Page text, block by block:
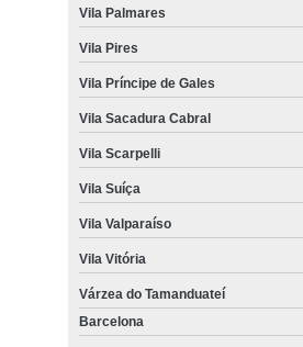
Vila Palmares
Vila Pires
Vila Príncipe de Gales
Vila Sacadura Cabral
Vila Scarpelli
Vila Suíça
Vila Valparaíso
Vila Vitória
Várzea do Tamanduateí
Barcelona